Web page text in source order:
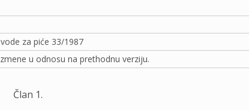
za piće 33/1987
u odnosu na prethodnu verziju.
Član 1.